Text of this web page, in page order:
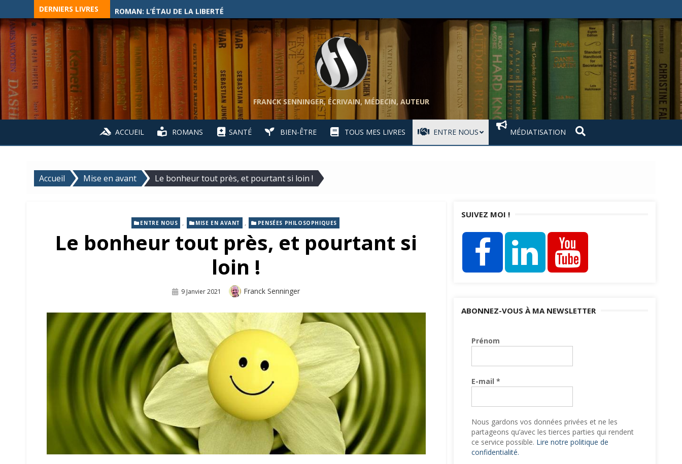
to
content
DERNIERS LIVRES ROMAN: L’ÉTAU DE LA LIBERTÉ
FRANCK SENNINGER, ÉCRIVAIN, MÉDECIN, AUTEUR
ACCUEIL ROMANS SANTÉ BIEN-ÊTRE TOUS MES LIVRES ENTRE NOUS MÉDIATISATION
Accueil Mise en avant Le bonheur tout près, et pourtant si loin !
ENTRE NOUS , MISE EN AVANT , PENSÉES PHILOSOPHIQUES
Le bonheur tout près, et pourtant si
loin !
Publié
9 Janvier 2021 Auteur
Franck Senninger
SUIVEZ MOI !
ABONNEZ-VOUS À MA NEWSLETTER
Prénom
E-mail *
Nous gardons vos données privées et ne les
partageons qu’avec les tierces parties qui rendent
ce service possible. Lire notre politique de
confidentialité.